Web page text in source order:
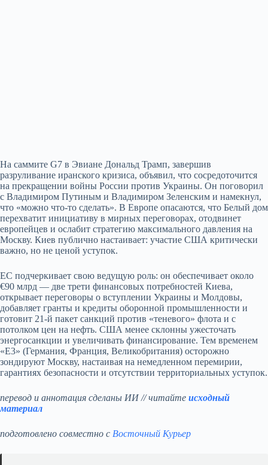
На саммите G7 в Эвиане Дональд Трамп, завершив
разруливание иранского кризиса, объявил, что сосредоточится
на прекращении войны России против Украины. Он поговорил
с Владимиром Путиным и Владимиром Зеленским и намекнул,
что «можно что‑то сделать». В Европе опасаются, что Белый дом
перехватит инициативу в мирных переговорах, отодвинет
европейцев и ослабит стратегию максимального давления на
Москву. Киев публично настаивает: участие США критически
важно, но не ценой уступок.
ЕС подчеркивает свою ведущую роль: он обеспечивает около
€90 млрд — две трети финансовых потребностей Киева,
открывает переговоры о вступлении Украины и Молдовы,
добавляет гранты и кредиты оборонной промышленности и
готовит 21‑й пакет санкций против «теневого» флота и с
потолком цен на нефть. США менее склонны ужесточать
энергосанкции и увеличивать финансирование. Тем временем
«E3» (Германия, Франция, Великобритания) осторожно
зондируют Москву, настаивая на немедленном перемирии,
гарантиях безопасности и отсутствии территориальных уступок.
перевод и аннотация сделаны ИИ // читайте исходный
материал
подготовлено совместно с Восточный Курьер